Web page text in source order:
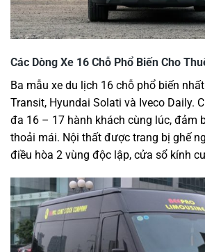
Các Dòng Xe 16 Chỗ Phổ Biến Cho
Ba mẫu xe du lịch 16 chỗ phổ biến
Transit, Hyundai Solati và Iveco Daily.
đa 16 – 17 hành khách cùng lúc, đảm
thoải mái. Nội thất được trang bị ghế
điều hòa 2 vùng độc lập, cửa sổ kính